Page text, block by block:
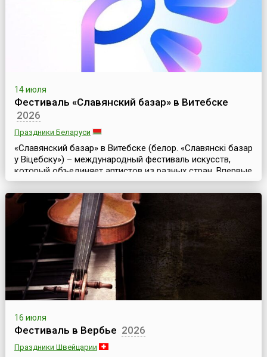
14 июля
Фестиваль «Славянский базар» в Витебске
2026
Праздники Беларуси
«Славянский базар» в Витебске (белор. «Славянскі базар
у Віцебску») – международный фестиваль искусств,
который объединяет артистов из разных стран. Впервые
он прошел в июле 1992 года. Уже тогда мероприятие
собрало более тысячи участников. И с тех пор
фестиваль проходит ежегодно, собирая с каждым
годом все больше участников.Это совместный проект
Белоруссии, России и Украины. Основная цель фест...
16 июля
Фестиваль в Вербье 2026
Праздники Швейцарии